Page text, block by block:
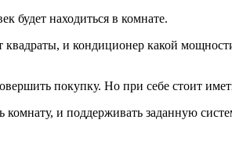
будет находиться в комнате.
и кондиционер какой
покупку. Но при себе стоит
и поддерживать заданную